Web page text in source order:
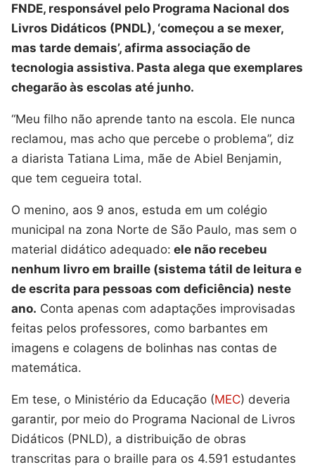
FNDE, responsável pelo Programa Nacional dos
Livros Didáticos (PNDL), ‘começou a se mexer,
mas tarde demais’, afirma associação de
tecnologia assistiva. Pasta alega que exemplares
chegarão às escolas até junho.
“Meu filho não aprende tanto na escola. Ele nunca
reclamou, mas acho que percebe o problema”, diz
a diarista Tatiana Lima, mãe de Abiel Benjamin,
que tem cegueira total.
O menino, aos 9 anos, estuda em um colégio
municipal na zona Norte de São Paulo, mas sem o
material didático adequado: ele não recebeu
nenhum livro em braille (sistema tátil de leitura e
de escrita para pessoas com deficiência) neste
ano. Conta apenas com adaptações improvisadas
feitas pelos professores, como barbantes em
imagens e colagens de bolinhas nas contas de
matemática.
Em tese, o Ministério da Educação (MEC) deveria
garantir, por meio do Programa Nacional de Livros
Didáticos (PNLD), a distribuição de obras
transcritas para o braille para os 4.591 estudantes